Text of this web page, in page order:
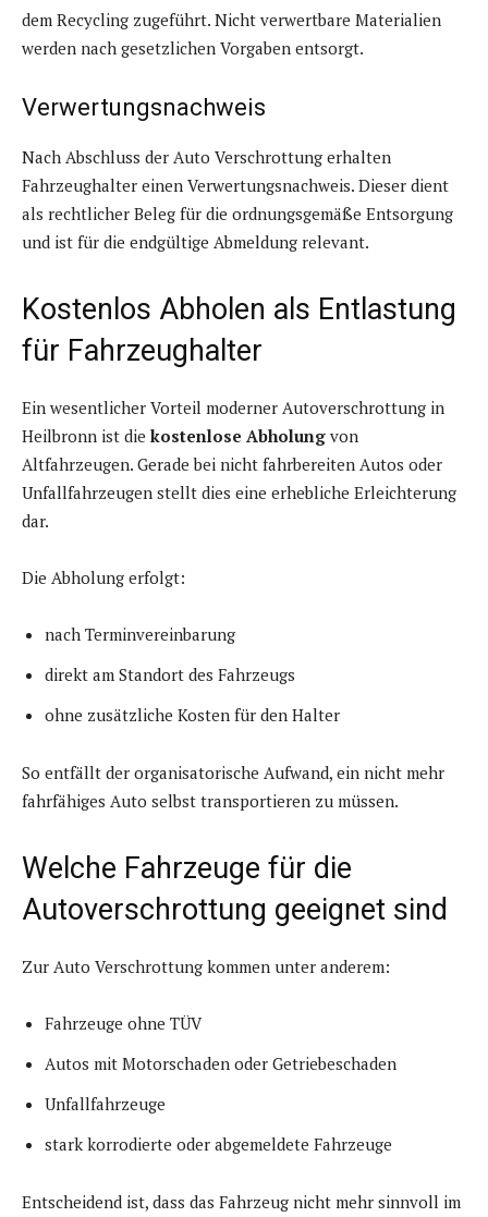
dem Recycling zugeführt. Nicht verwertbare Materialien
werden nach gesetzlichen Vorgaben entsorgt.
Verwertungsnachweis
Nach Abschluss der Auto Verschrottung erhalten
Fahrzeughalter einen Verwertungsnachweis. Dieser dient
als rechtlicher Beleg für die ordnungsgemäße Entsorgung
und ist für die endgültige Abmeldung relevant.
Kostenlos Abholen als Entlastung
für Fahrzeughalter
Ein wesentlicher Vorteil moderner Autoverschrottung in
Heilbronn ist die kostenlose Abholung von
Altfahrzeugen. Gerade bei nicht fahrbereiten Autos oder
Unfallfahrzeugen stellt dies eine erhebliche Erleichterung
dar.
Die Abholung erfolgt:
nach Terminvereinbarung
direkt am Standort des Fahrzeugs
ohne zusätzliche Kosten für den Halter
So entfällt der organisatorische Aufwand, ein nicht mehr
fahrfähiges Auto selbst transportieren zu müssen.
Welche Fahrzeuge für die
Autoverschrottung geeignet sind
Zur Auto Verschrottung kommen unter anderem:
Fahrzeuge ohne TÜV
Autos mit Motorschaden oder Getriebeschaden
Unfallfahrzeuge
stark korrodierte oder abgemeldete Fahrzeuge
Entscheidend ist, dass das Fahrzeug nicht mehr sinnvoll im